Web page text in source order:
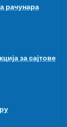
рачунара
за сајтове